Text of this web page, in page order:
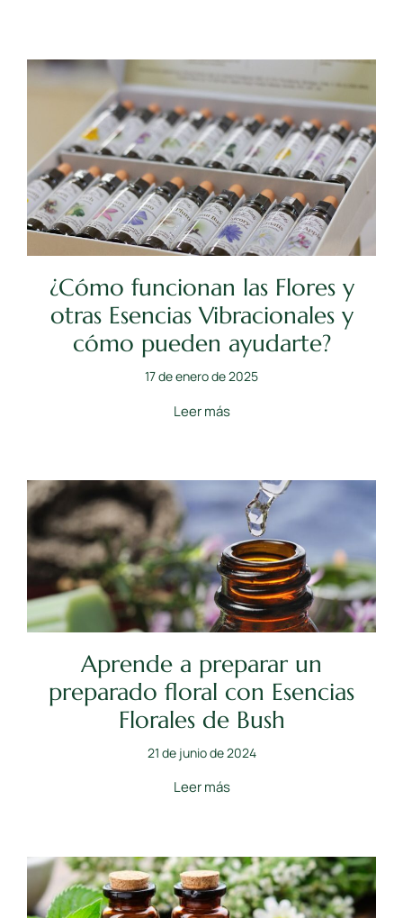
¿Cómo funcionan las Flores y
otras Esencias Vibracionales y
cómo pueden ayudarte?
17 de enero de 2025
Leer más
Aprende a preparar un
preparado floral con Esencias
Florales de Bush
21 de junio de 2024
Leer más